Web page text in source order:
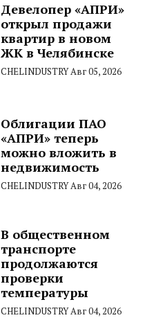
Девелопер «АПРИ»
открыл продажи
квартир в новом
ЖК в Челябинске
CHELINDUSTRYАвг 05, 2026
Облигации ПАО
«АПРИ» теперь
можно вложить в
недвижимость
CHELINDUSTRYАвг 04, 2026
В общественном
транспорте
продолжаются
проверки
температуры
CHELINDUSTRYАвг 04, 2026